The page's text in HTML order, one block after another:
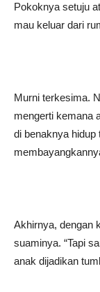
Pokoknya setuju
mau keluar dari
Murni terkesima.
mengerti kemana
di benaknya
Akhirnya, dengan
suaminya. “Tapi
anak dijadikan